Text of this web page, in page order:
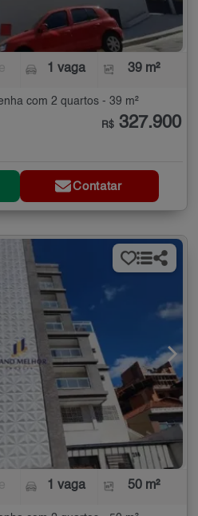
1 vaga 39 m²
com 2 quartos - 39 m²
R$ 327.900
Contatar
1 vaga 50 m²